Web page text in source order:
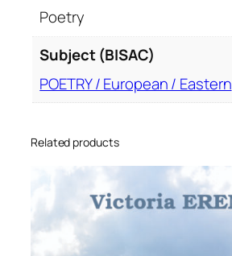
Poetry
Subject (BISAC)
POETRY / European / Eastern
Related products